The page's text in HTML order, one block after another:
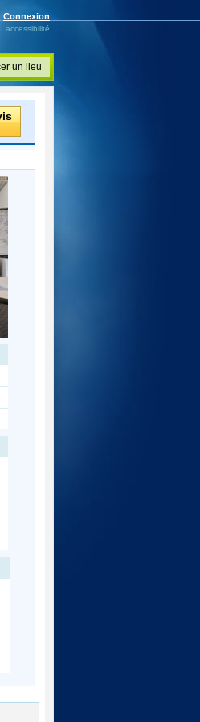
Connexion
accessibilité
un lieu